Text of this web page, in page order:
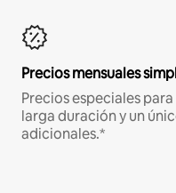
Precios mensuales
Precios especiales
larga duración y un
adicionales.*